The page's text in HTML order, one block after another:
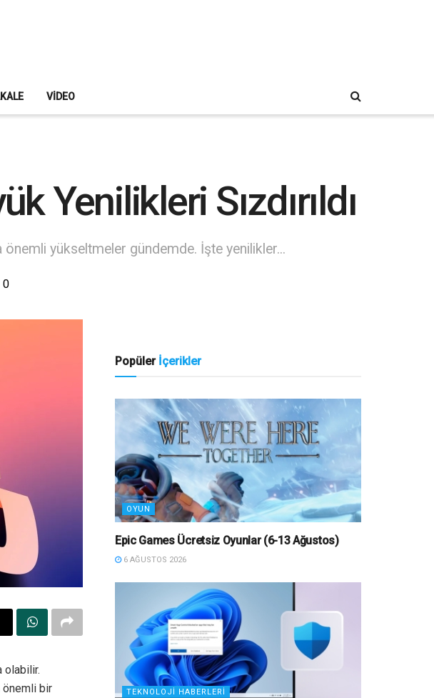
VIDEO
Yenilikleri Sızdırıldı
önemli yükseltmeler gündemde. İşte yenilikler...
0
olabilir.
önemli bir
Popüler İçerikler
OYUN
Epic Games Ücretsiz Oyunlar (6-13 Ağustos)
6 AĞUSTOS 2026
TEKNOLOJI HABERLERI